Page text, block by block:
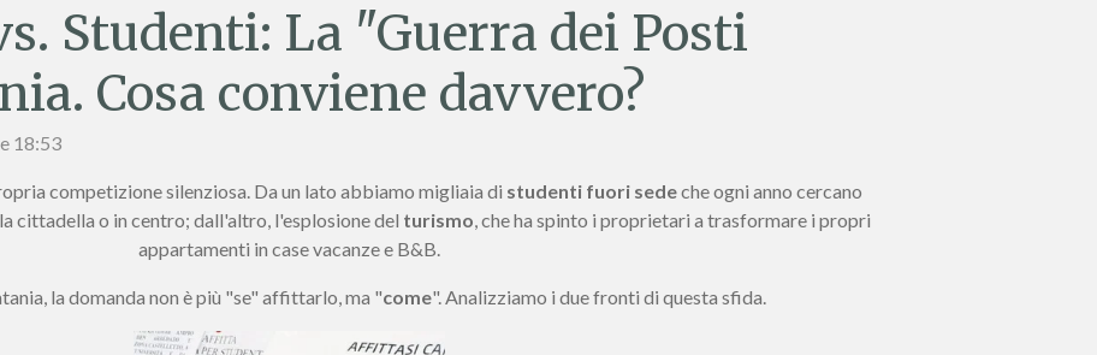
Studenti: La "Guerra dei Posti
Cosa conviene davvero?
18:53
competizione silenziosa. Da un lato abbiamo migliaia di studenti fuori sedeche ogni anno cercano
cittadella o in centro; dall'altro, l'esplosione del turismo, che ha spinto i proprietari a trasformare i propri
appartamenti in case vacanze e B&B.
la domanda non è più "se" affittarlo, ma "come". Analizziamo i due fronti di questa sfida.